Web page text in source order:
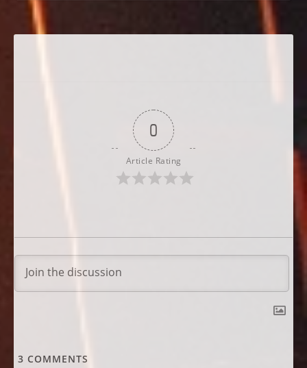
0
Article Rating
3 COMMENTS